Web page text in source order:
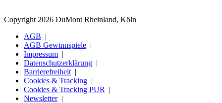
Copyright 2026 DuMont Rheinland, Köln
AGB
AGB Gewinnspiele
Impressum
Datenschutzerklärung
Barrierefreiheit
Cookies & Tracking
Cookies & Tracking PUR
Newsletter